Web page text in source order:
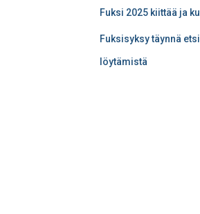
Fuksi 2025 kiittää ja
Fuksisyksy täynnä
löytämistä